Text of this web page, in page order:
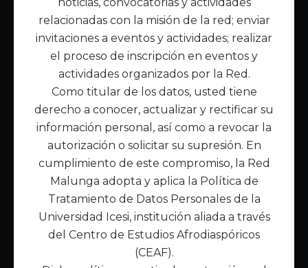
Nuestra misión
Quiénes somos
Enlaces de interés
Publicaciones
Noticias
Contáctanos
Política de Tratamiento de Datos
relacionadas con la misión de la red; enviar
invitaciones a eventos y actividades; realizar
el proceso de inscripción en eventos y
actividades organizados por la Red.
Como titular de los datos, usted tiene
derecho a conocer, actualizar y rectificar su
información personal, así como a revocar la
autorización o solicitar su supresión. En
cumplimiento de este compromiso, la Red
Malunga adopta y aplica la Política de
Tratamiento de Datos Personales de la
Universidad Icesi, institución aliada a través
del Centro de Estudios Afrodiaspóricos
(CEAF).